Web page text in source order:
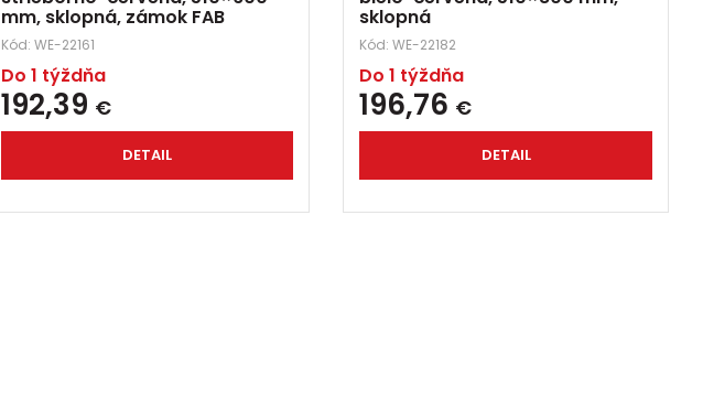
mm, sklopná, zámok FAB
Kód: WE-22161
Do 1 týždňa
192,39 €
DETAIL
sklopná
Kód:WE-22182
Do 1 týždňa
196,76 €
DETAIL